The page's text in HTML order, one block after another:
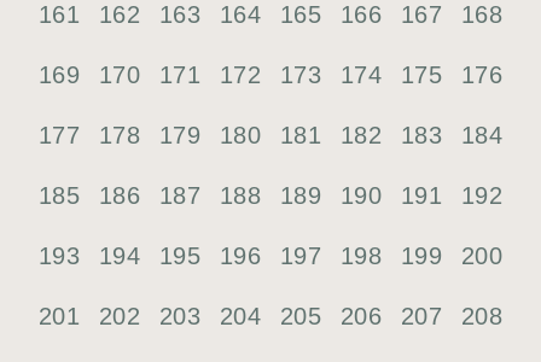
161 162 163 164 165 166 167 168
169 170 171 172 173 174 175 176
177 178 179 180 181 182 183 184
185 186 187 188 189 190 191 192
193 194 195 196 197 198 199 200
201 202 203 204 205 206 207 208